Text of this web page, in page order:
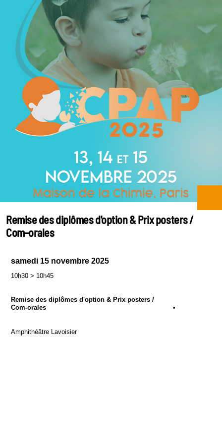
Remise des diplômes d'option & Prix posters /
Com-orales
samedi 15 novembre 2025
10h30 > 10h45
Remise des diplômes d'option & Prix posters /
Com-orales
•
Amphithéâtre Lavoisier